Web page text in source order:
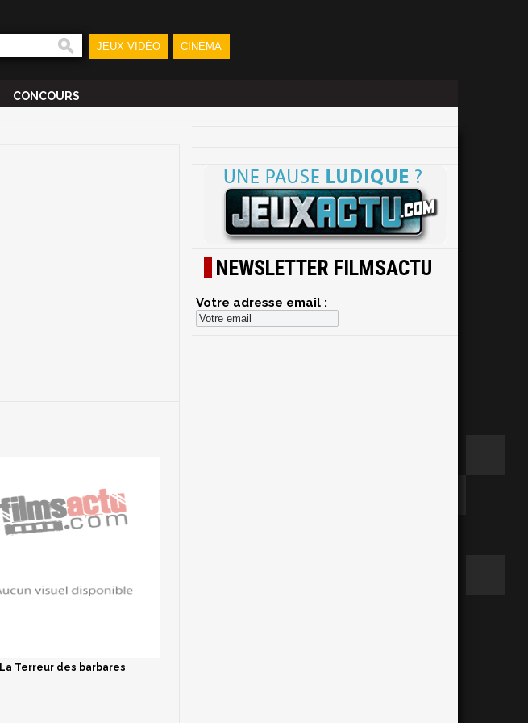
JEUX VIDÉO CINÉMA
CONCOURS
La Terreur des barbares
NEWSLETTER FILMSACTU
Votre adresse email :